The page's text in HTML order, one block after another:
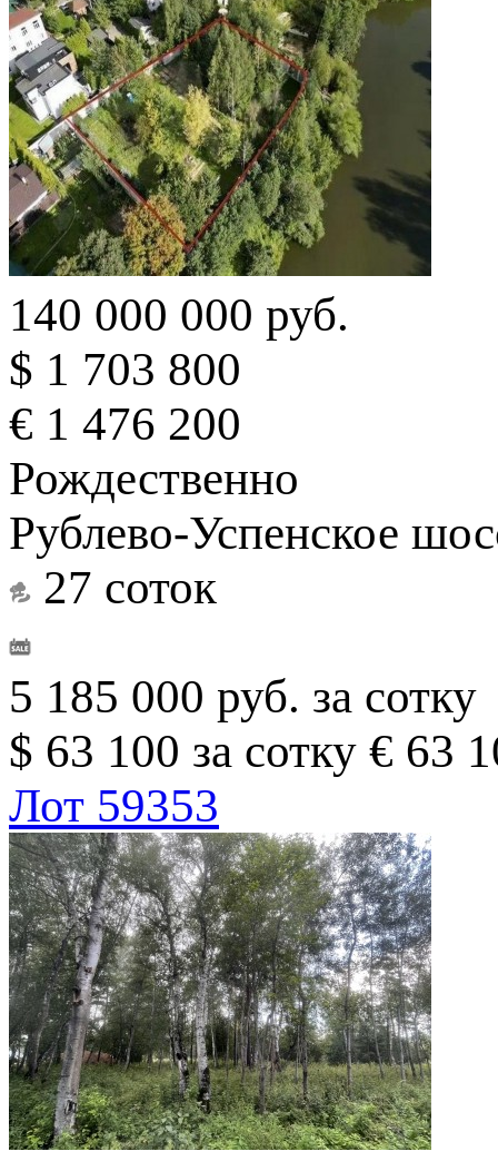
140 000 000 руб.
$ 1 703 800
€ 1 476 200
Рождественно
Рублево-Успенское
27 соток
5 185 000 руб. за сотку
$ 63 100 за сотку € 63
Лот 59353